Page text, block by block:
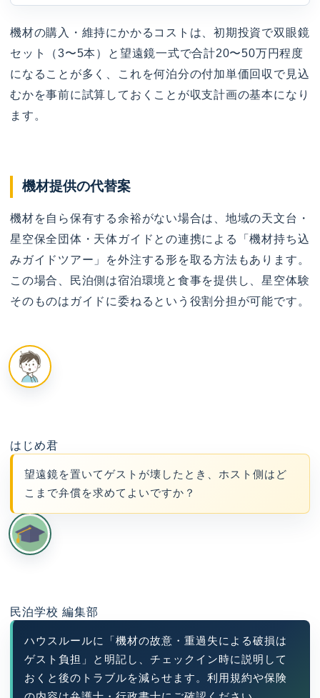
機材の購入・維持にかかるコストは、初期投資で双眼鏡
セット（3〜5本）と望遠鏡一式で合計20〜50万円程度
になることが多く、これを何泊分の付加単価回収で見込
むかを事前に試算しておくことが収支計画の基本になり
ます。
機材提供の代替案
機材を自ら保有する余裕がない場合は、地域の天文台・
星空保全団体・天体ガイドとの連携による「機材持ち込
みガイドツアー」を外注する形を取る方法もあります。
この場合、民泊側は宿泊環境と食事を提供し、星空体験
そのものはガイドに委ねるという役割分担が可能です。
はじめ君
望遠鏡を置いてゲストが壊したとき、ホスト側はど
こまで弁償を求めてよいですか？
民泊学校 編集部
ハウスルールに「機材の故意・重過失による破損は
ゲスト負担」と明記し、チェックイン時に説明して
おくと後のトラブルを減らせます。利用規約や保険